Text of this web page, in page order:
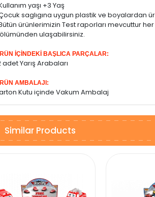
yaşı +3 Yaş
saglıgına uygun plastik ve boyalardan
ürünlerimizin Test raporları mevcuttur
ulaşabilirsiniz.
İÇİNDEKİ BAŞLICA PARÇALAR:
adet Yarış Arabaları
AMBALAJI:
Kutu içinde Vakum Ambalaj
Similar Products